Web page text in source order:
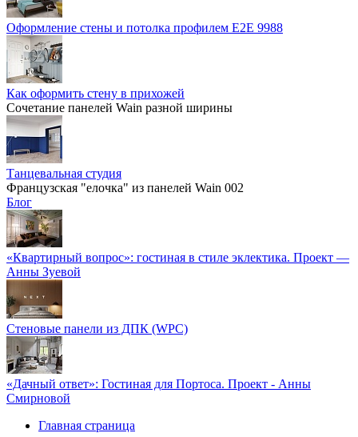
Оформление стены и потолка профилем E2E 9988
Как оформить стену в прихожей
Сочетание панелей Wain разной ширины
Танцевальная студия
Французская "елочка" из панелей Wain 002
Блог
«Квартирный вопрос»: гостиная в стиле эклектика. Проект —
Анны Зуевой
Стеновые панели из ДПК (WPC)
«Дачный ответ»: Гостиная для Портоса. Проект - Анны
Смирновой
Главная страница